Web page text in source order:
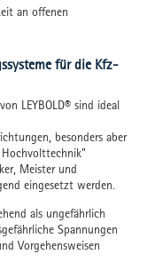
an offenen
für die Kfz-
LEYBOLD® sind ideal
besonders aber
Meister und
eingesetzt werden.
als ungefährlich
Spannungen
Vorgehensweisen